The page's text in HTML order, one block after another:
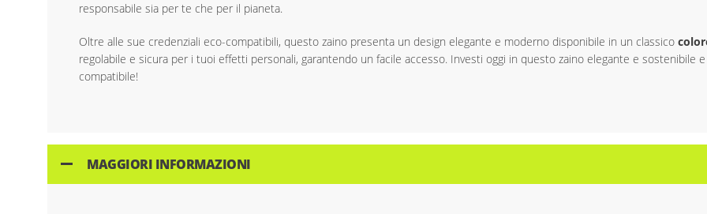
responsabile sia per te che per il pianeta.
Oltre alle sue credenziali eco-compatibili, questo zaino presenta un design elegante e moderno disponibile in un classico
regolabile e sicura per i tuoi effetti personali, garantendo un facile accesso. Investi oggi in questo zaino elegante e sostenibile
compatibile!
MAGGIORI INFORMAZIONI